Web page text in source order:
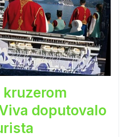
kruzerom
doputovalo